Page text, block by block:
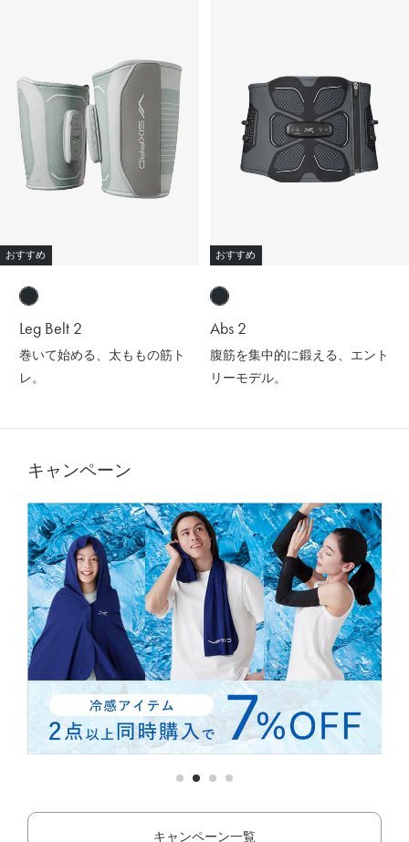
おすすめ
Leg Belt 2
巻いて始める、太ももの筋ト
レ。
おすすめ
Abs 2
腹筋を集中的に鍛える、エント
リーモデル。
キャンペーン
キャンペーン一覧